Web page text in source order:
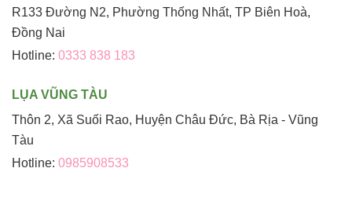
R133 Đường N2, Phường Thống Nhất, TP Biên Hoà,
Đồng Nai
Hotline: 0333 838 183
LỤA VŨNG TÀU
Thôn 2, Xã Suối Rao, Huyện Châu Đức, Bà Rịa - Vũng
Tàu
Hotline: 0985908533